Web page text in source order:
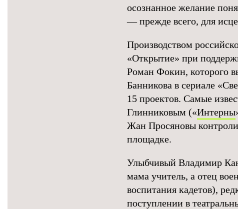
осознанное желание
— прежде всего, для
Производством
«Открытие» при
Роман Фокин, которого
Банникова в сериале
15 проектов. Самые
Глинниковым («Интерны
Жан Просяновы
площадке.
Улыбчивый Владимир
мама учитель, а отец
воспитания кадетов),
поступлении в